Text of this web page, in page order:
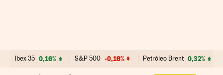
Ibex 35 0,16% S&P 500 -0,16% Petróleo Brent 0,32%